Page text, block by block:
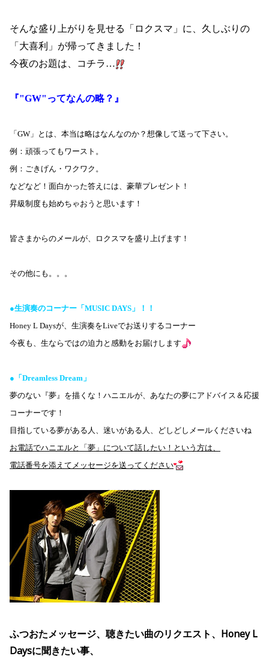
そんな盛り上がりを見せる「ロクスマ」に、久しぶりの
「大喜利」が帰ってきました！
今夜のお題は、コチラ…
『"GW"ってなんの略？』
「GW」とは、本当は略はなんなのか？想像して送って下さい。
例：頑張ってもワースト。
例：ごきげん・ワクワク。
などなど！面白かった答えには、豪華プレゼント！
昇級制度も始めちゃおうと思います！
皆さまからのメールが、ロクスマを盛り上げます！
その他にも。。。
●生演奏のコーナー「MUSIC DAYS」！！
Honey L Daysが、生演奏をLiveでお送りするコーナー
今夜も、生ならではの迫力と感動をお届けします
●「Dreamless Dream」
夢のない『夢』を描くな！ハニエルが、あなたの夢にアドバイス＆応援
コーナーです！
目指している夢がある人、迷いがある人、どしどしメールくださいね
お電話でハニエルと「夢」について話したい！という方は、
電話番号を添えてメッセージを送ってください
ふつおたメッセージ、聴きたい曲のリクエスト、Honey L
Daysに聞きたい事、